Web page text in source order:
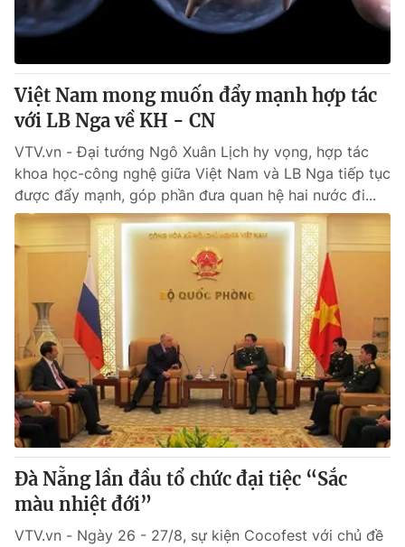
Sản phẩm
Thị trường
Tư vấn
Chuyên mục khác
Emagazine Podcast
Photo Infographic
Video Shorts video
VTV Money
VTV Sức khoẻ Bất động sản
Thị trường 24h Tấm lòng Việt
VTV4 Vươn mình bằng AI
Việt Nam mong muốn đẩy mạnh hợp tác
với LB Nga về KH - CN
VTV.vn - Đại tướng Ngô Xuân Lịch hy vọng, hợp tác
khoa học-công nghệ giữa Việt Nam và LB Nga tiếp tục
được đẩy mạnh, góp phần đưa quan hệ hai nước đi...
Đà Nẵng lần đầu tổ chức đại tiệc “Sắc
màu nhiệt đới”
VTV.vn - Ngày 26 - 27/8, sự kiện Cocofest với chủ đề